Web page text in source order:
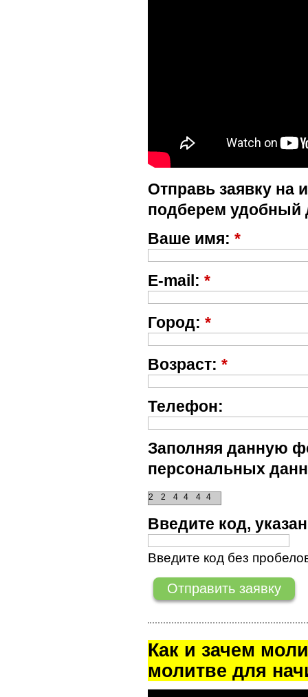
Отправь заявку на
подберем удобный
Ваше имя: *
E-mail: *
Город: *
Возраст: *
Телефон:
Заполняя данную
персональных
4 4 4 4
2
2
Введите код,
Введите код без
Как и зачем
молитве для